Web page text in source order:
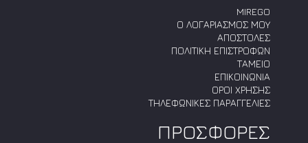
MIREGO
Ο ΛΟΓΑΡΙΑΣΜΟΣ ΜΟΥ
ΑΠΟΣΤΟΛΕΣ
ΠΟΛΙΤΙΚΗ ΕΠΙΣΤΡΟΦΩΝ
ΤΑΜΕΙΟ
ΕΠΙΚΟΙΝΩΝΙΑ
ΟΡΟΙ ΧΡΗΣΗΣ
ΤΗΛΕΦΩΝΙΚΕΣ ΠΑΡΑΓΓΕΛΙΕΣ
ΠΡΟΣΦΟΡΕΣ